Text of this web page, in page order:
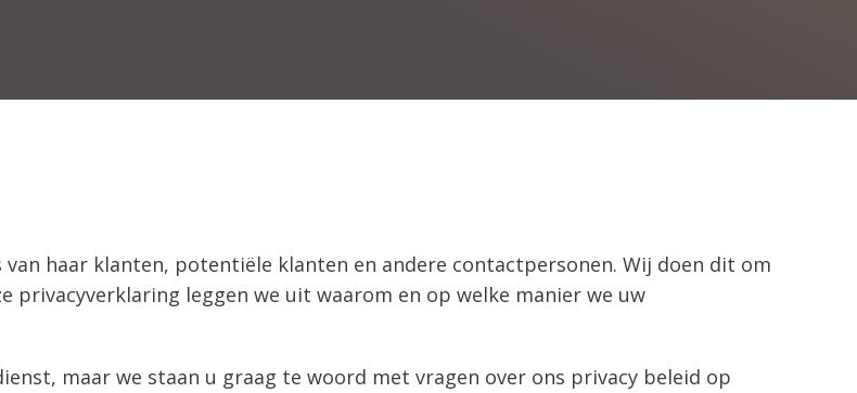
haar klanten, potentiële klanten en andere contactpersonen. Wij doen dit om
privacyverklaring leggen we uit waarom en op welke manier we uw
maar we staan u graag te woord met vragen over ons privacy beleid op